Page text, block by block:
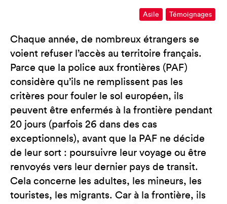
Asile Témoignages
Chaque année, de nombreux étrangers se
voient refuser l’accès au territoire français.
Parce que la police aux frontières (PAF)
considère qu’ils ne remplissent pas les
critères pour fouler le sol européen, ils
peuvent être enfermés à la frontière pendant
20 jours (parfois 26 dans des cas
exceptionnels), avant que la PAF ne décide
de leur sort : poursuivre leur voyage ou être
renvoyés vers leur dernier pays de transit.
Cela concerne les adultes, les mineurs, les
touristes, les migrants. Car à la frontière, ils